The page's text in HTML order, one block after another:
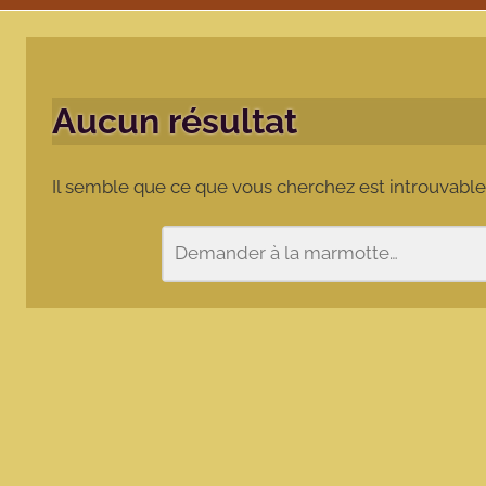
Aucun résultat
Il semble que ce que vous cherchez est